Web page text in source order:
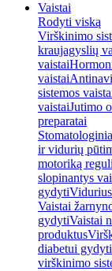
Vaistai
Rodyti viską
Virškinimo
kraujagyslių
vaistai
vaistai
sistemos
vaistaiJutimo
preparatai
ir vidurių
motoriką
slopinantys
gydyti
Vaistai
gydytiVaistai
produktus
diabetui gydyti
virškinimo